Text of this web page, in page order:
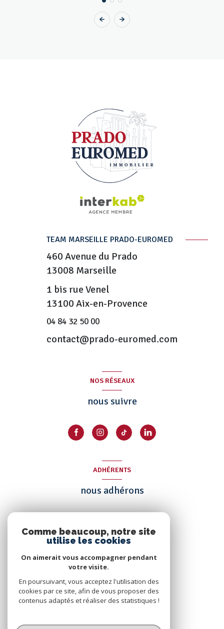
TEAM MARSEILLE PRADO-EUROMED
460 Avenue du Prado
13008 Marseille
1 bis rue Venel
13100 Aix-en-Provence
04 84 32 50 00
contact@prado-euromed.com
NOS RÉSEAUX
nous suivre
ADHÉRENTS
nous adhérons
© 2026 | Tous droits réservés
Comme beaucoup, notre site
utilise les cookies
On aimerait vous accompagner pendant
votre visite.
En poursuivant, vous acceptez l'utilisation des
cookies par ce site, afin de vous proposer des
contenus adaptés et réaliser des statistiques !